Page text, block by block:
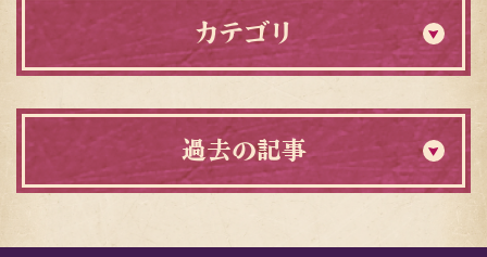
カテゴリ
過去の記事